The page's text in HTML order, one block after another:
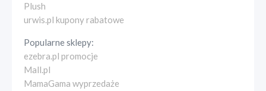
Plush
urwis.pl kupony rabatowe
Popularne sklepy:
ezebra.pl promocje
Mall.pl
MamaGama wyprzedaże